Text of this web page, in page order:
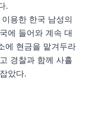
.
용한 한국 남성의
에 들어와 계속 대
에 현금을 맡겨두라
경찰과 함께 사흘
았다.